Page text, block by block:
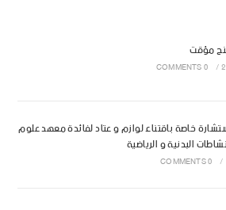
مؤقت
/
0 COMMENTS
خاصة باقتناء لوازم و عتاد لفائدة معهد علوم
البدنية و الرياضية
/
0 COMMENTS